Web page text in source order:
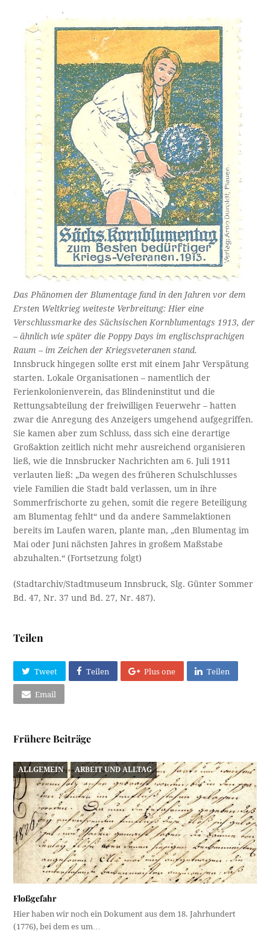
Das Phänomen der Blumentage fand in den Jahren vor dem
Ersten Weltkrieg weiteste Verbreitung: Hier eine
Verschlussmarke des Sächsischen Kornblumentags 1913, der
– ähnlich wie später die Poppy Days im englischsprachigen
Raum – im Zeichen der Kriegsveteranen stand.
Innsbruck hingegen sollte erst mit einem Jahr Verspätung
starten. Lokale Organisationen – namentlich der
Ferienkolonienverein, das Blindeninstitut und die
Rettungsabteilung der freiwilligen Feuerwehr – hatten
zwar die Anregung des Anzeigers umgehend aufgegriffen.
Sie kamen aber zum Schluss, dass sich eine derartige
Großaktion zeitlich nicht mehr ausreichend organisieren
ließ, wie die Innsbrucker Nachrichten am 6. Juli 1911
verlauten ließ: „Da wegen des früheren Schulschlusses
viele Familien die Stadt bald verlassen, um in ihre
Sommerfrischorte zu gehen, somit die regere Beteiligung
am Blumentag fehlt“ und da andere Sammelaktionen
bereits im Laufen waren, plante man, „den Blumentag im
Mai oder Juni nächsten Jahres in großem Maßstabe
abzuhalten.“ (Fortsetzung folgt)
(Stadtarchiv/Stadtmuseum Innsbruck, Slg. Günter Sommer
Bd. 47, Nr. 37 und Bd. 27, Nr. 487).
Teilen
Tweet Teilen Plus one Teilen
Email
Frühere Beiträge
ALLGEMEIN ARBEIT UND ALLTAG
Floßgefahr
Hier haben wir noch ein Dokument aus dem 18. Jahrhundert
(1776), bei dem es um…